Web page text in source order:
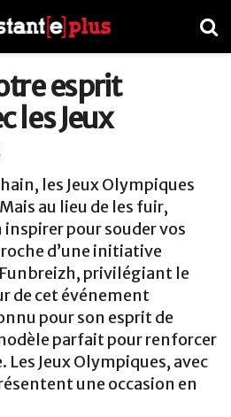
esprit
les Jeux
les Jeux Olympiques
au lieu de les fuir,
inspirer pour souder vos
d’une initiative
privilégiant le
de cet événement
pour son esprit de
parfait pour renforcer
Les Jeux Olympiques, avec
une occasion en